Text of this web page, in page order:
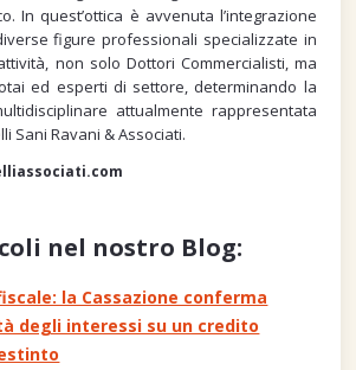
In quest’ottica è avvenuta l’integrazione
figure professionali specializzate in
non solo Dottori Commercialisti, ma
ed esperti di settore, determinando la
attualmente rappresentata
Sani Ravani & Associati.
nel nostro Blog:
la Cassazione conferma
degli interessi su un credito